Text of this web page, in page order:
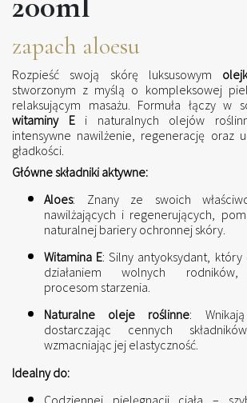
zapach aloesu
Rozpieść swoją skórę luksusowym
stworzonym z myślą o kompleksowej
relaksującym masażu. Formuła łączy w
witaminy Ei naturalnych olejów
intensywne nawilżenie, regenerację oraz
gładkości.
Główne składniki aktywne:
Aloes: Znany ze swoich
nawilżających i regenerujących,
naturalnej bariery ochronnej skóry.
Witamina E: Silny antyoksydant,
działaniem wolnych rodników,
procesom starzenia.
Naturalne oleje roślinne:
dostarczając cennych
wzmacniając jej elastyczność.
Idealny do:
Codziennej pielęgnacji ciała –